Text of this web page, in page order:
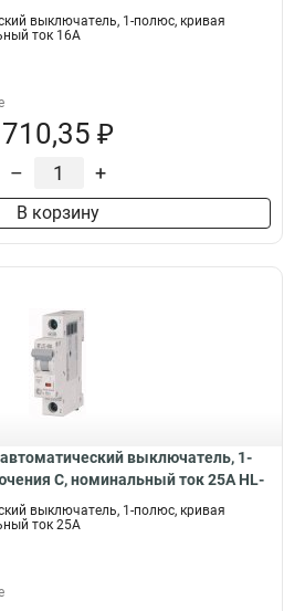
выключатель, 1-полюс, кривая
ток 16А
710,35 ₽
– +
В корзину
выключатель, 1-
C, номинальный ток 25А HL-
выключатель, 1-полюс, кривая
ток 25А